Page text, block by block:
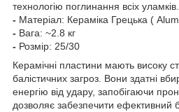
технологію поглинання всіх уламків.
- Матеріал: Кераміка Грецька (
- Вага: ~2.8 кг
- Розмір: 25/30
Керамічні пластини мають високу
балістичних загроз. Вони здатні
енергію від удару, запобігаючи
дозволяє забезпечити ефективний